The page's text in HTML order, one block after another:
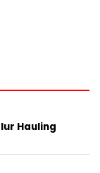
Hauling